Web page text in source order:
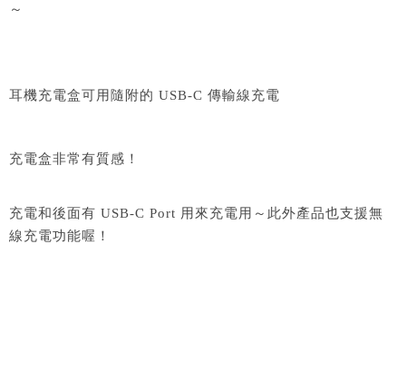
～
耳機充電盒可用隨附的 USB-C 傳輸線充電
充電盒非常有質感！
充電和後面有 USB-C Port 用來充電用～此外產品也支援無
線充電功能喔！